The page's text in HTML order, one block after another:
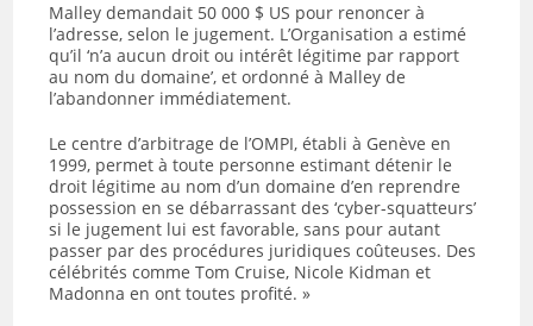
Malley demandait 50 000 $ US pour renoncer à
l’adresse, selon le jugement. L’Organisation a estimé
qu’il ‘n’a aucun droit ou intérêt légitime par rapport
au nom du domaine’, et ordonné à Malley de
l’abandonner immédiatement.
Le centre d’arbitrage de l’OMPI, établi à Genève en
1999, permet à toute personne estimant détenir le
droit légitime au nom d’un domaine d’en reprendre
possession en se débarrassant des ‘cyber-squatteurs’
si le jugement lui est favorable, sans pour autant
passer par des procédures juridiques coûteuses. Des
célébrités comme Tom Cruise, Nicole Kidman et
Madonna en ont toutes profité. »